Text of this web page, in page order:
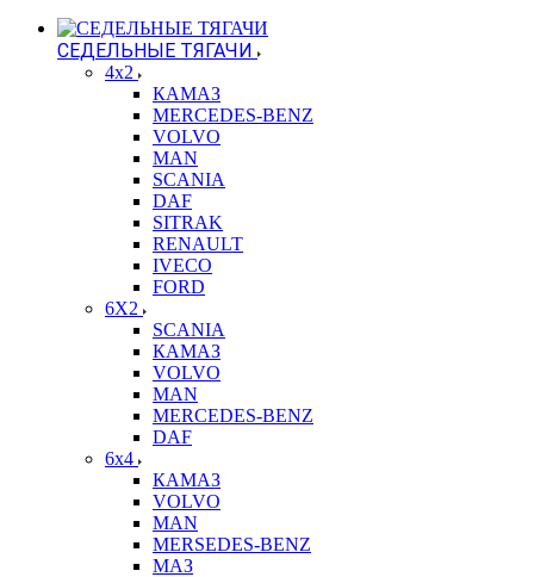
СЕДЕЛЬНЫЕ ТЯГАЧИ
4x2
КАМАЗ
MERCEDES-BENZ
VOLVO
MAN
SCANIA
DAF
SITRAK
RENAULT
IVECO
FORD
6X2
SCANIA
КАМАЗ
VOLVO
MAN
MERCEDES-BENZ
DAF
6x4
КАМАЗ
VOLVO
MAN
MERSEDES-BENZ
МАЗ